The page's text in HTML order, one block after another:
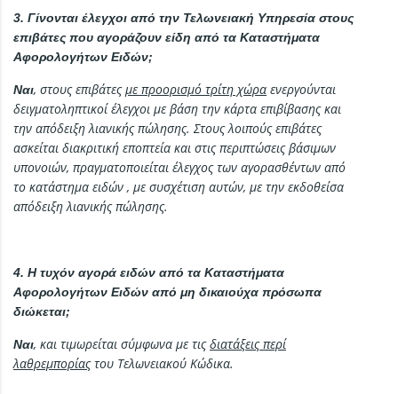
3. Γίνονται έλεγχοι από την Τελωνειακή Υπηρεσία στους
επιβάτες που αγοράζουν είδη από τα Καταστήματα
Αφορολογήτων Ειδών;
Ναι, στους επιβάτεςμε προορισμό τρίτη χώρα ενεργούνται
δειγματοληπτικοί έλεγχοι με βάση την κάρτα επιβίβασης και
την απόδειξη λιανικής πώλησης. Στους λοιπούς επιβάτες
ασκείται διακριτική εποπτεία και στις περιπτώσεις βάσιμων
υπονοιών, πραγματοποιείται έλεγχος των αγορασθέντων από
το κατάστημα ειδών , με συσχέτιση αυτών, με την εκδοθείσα
απόδειξη λιανικής πώλησης.
4. Η τυχόν αγορά ειδών από τα Καταστήματα
Αφορολογήτων Ειδών από μη δικαιούχα πρόσωπα
διώκεται;
Ναι, και τιμωρείται σύμφωνα με τιςδιατάξεις περί
λαθρεμπορίαςτου Τελωνειακού Κώδικα.